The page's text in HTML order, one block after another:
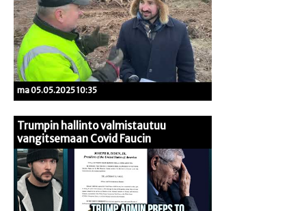
ma 05.05.2025 10:35
Trumpin hallinto valmistautuu
vangitsemaan Covid Faucin